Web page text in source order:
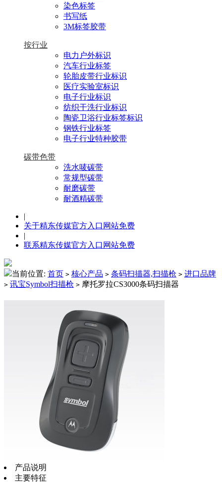
染色标签
书写纸
3M标签胶带
按行业
电力户外标识
汽车行业标签
轮胎皮带行业标识
医疗实验室标识
电子行业标识
纺织干洗行业标识
陶瓷卫浴行业标签标识
钢铁行业标签
电子行业特种胶带
碳带色带
洗水唛碳带
常规型碳带
耐磨碳带
耐酒精碳带
|
关于精东传媒官方入口网站免费
|
联系精东传媒官方入口网站免费
当前位置: 首页 > 核心产品 > 条码扫描器,扫描枪 > 进口品牌
> 讯宝Symbol扫描枪 > 摩托罗拉CS3000条码扫描器
产品说明
主要特征